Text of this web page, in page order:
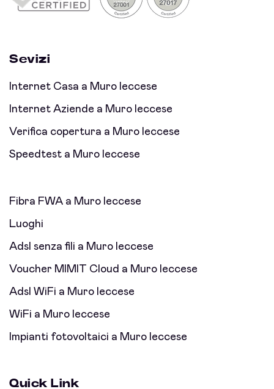
Sevizi
Internet Casa a Muro leccese
Internet Aziende a Muro leccese
Verifica copertura a Muro leccese
Speedtest a Muro leccese
Fibra FWA a Muro leccese
Luoghi
Adsl senza fili a Muro leccese
Voucher MIMIT Cloud a Muro leccese
Adsl WiFi a Muro leccese
WiFi a Muro leccese
Impianti fotovoltaici a Muro leccese
Quick Link